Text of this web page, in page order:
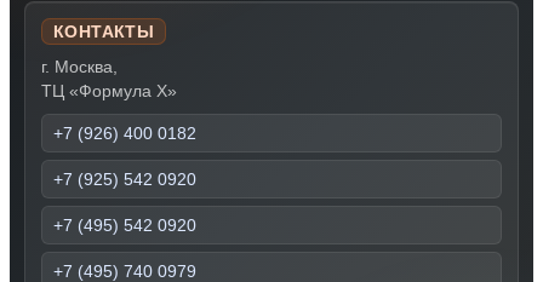
КОНТАКТЫ
г. Москва,
ТЦ «Формула Х»
+7 (926) 400 0182
+7 (925) 542 0920
+7 (495) 542 0920
+7 (495) 740 0979